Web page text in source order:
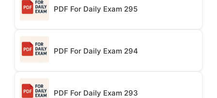
PDF For Daily Exam 295
PDF For Daily Exam 294
PDF For Daily Exam 293